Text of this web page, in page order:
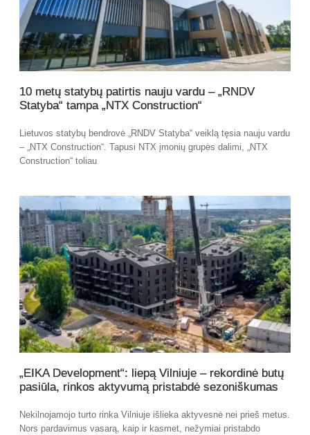
10 metų statybų patirtis nauju vardu – „RNDV
Statyba“ tampa „NTX Construction“
Lietuvos statybų bendrovė „RNDV Statyba“ veiklą tęsia nauju vardu
– „NTX Construction“. Tapusi NTX įmonių grupės dalimi, „NTX
Construction“ toliau
„EIKA Development“: liepą Vilniuje – rekordinė butų
pasiūla, rinkos aktyvumą pristabdė sezoniškumas
Nekilnojamojo turto rinka Vilniuje išlieka aktyvesnė nei prieš metus.
Nors pardavimus vasarą, kaip ir kasmet, nežymiai pristabdo